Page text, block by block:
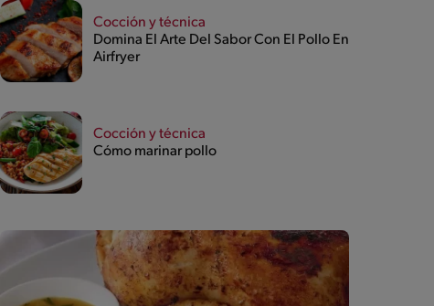
Cocción y técnica
Domina El Arte Del Sabor Con El Pollo En
Airfryer
Cocción y técnica
Cómo marinar pollo